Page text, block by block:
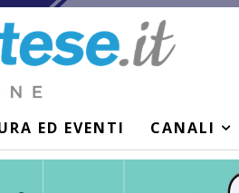
ED EVENTI CANALI